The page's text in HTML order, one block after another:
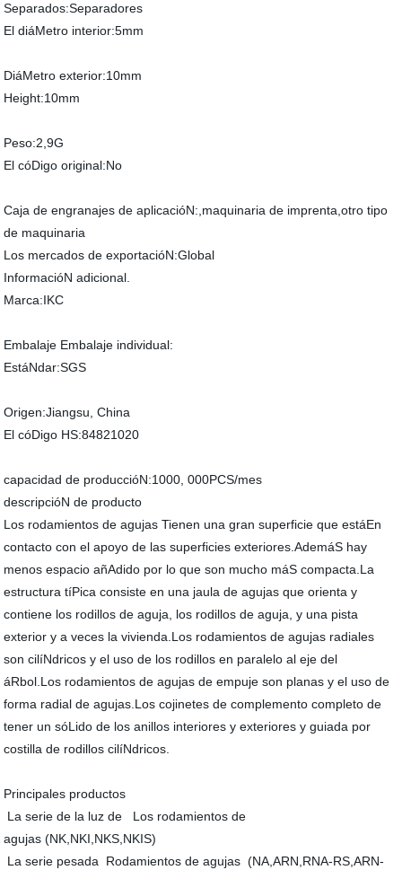
Separados:Separadores
El diáMetro interior:5mm
DiáMetro exterior:10mm
Height:10mm
Peso:2,9G
El cóDigo original:No
Caja de engranajes de aplicacióN:,maquinaria de imprenta,otro tipo
de maquinaria
Los mercados de exportacióN:Global
InformacióN adicional.
Marca:IKC
Embalaje Embalaje individual:
EstáNdar:SGS
Origen:Jiangsu, China
El cóDigo HS:84821020
capacidad de produccióN:1000, 000PCS/mes
descripcióN de producto
Los rodamientos de agujas Tienen una gran superficie que estáEn
contacto con el apoyo de las superficies exteriores.AdemáS hay
menos espacio añAdido por lo que son mucho máS compacta.La
estructura tíPica consiste en una jaula de agujas que orienta y
contiene los rodillos de aguja, los rodillos de aguja, y una pista
exterior y a veces la vivienda.Los rodamientos de agujas radiales
son cilíNdricos y el uso de los rodillos en paralelo al eje del
áRbol.Los rodamientos de agujas de empuje son planas y el uso de
forma radial de agujas.Los cojinetes de complemento completo de
tener un sóLido de los anillos interiores y exteriores y guiada por
costilla de rodillos cilíNdricos.
Principales productos
La serie de la luz de Los rodamientos de
agujas (NK,NKI,NKS,NKIS)
La serie pesada Rodamientos de agujas (NA,ARN,RNA-RS,ARN-